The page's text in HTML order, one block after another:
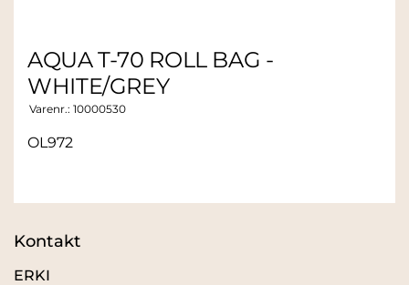
AQUA T-70 ROLL BAG -
WHITE/GREY
Varenr.: 10000530
OL972
Kontakt
ERKI